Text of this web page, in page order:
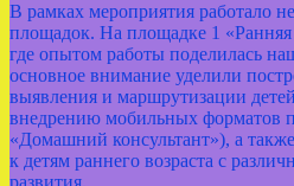
В рамках мероприятия работало
площадок. На площадке 1
где опытом работы поделилась
основное внимание уделили
выявления и маршрутизации
внедрению мобильных форматов
«Домашний консультант»), а
к детям раннего возраста с